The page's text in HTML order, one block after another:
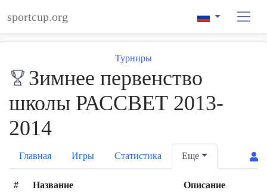
sportcup.org
Турниры
Зимнее первенство
школы РАССВЕТ 2013-
2014
Главная Игры Статистика Еще
# Название Описание